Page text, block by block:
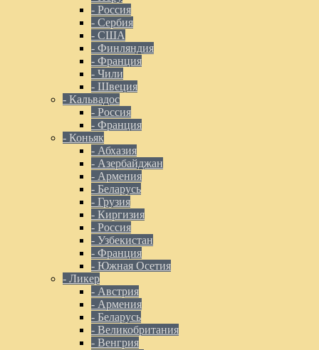
- Россия
- Сербия
- США
- Финляндия
- Франция
- Чили
- Швеция
- Кальвадос
- Россия
- Франция
- Коньяк
- Абхазия
- Азербайджан
- Армения
- Беларусь
- Грузия
- Киргизия
- Россия
- Узбекистан
- Франция
- Южная Осетия
- Ликер
- Австрия
- Армения
- Беларусь
- Великобритания
- Венгрия